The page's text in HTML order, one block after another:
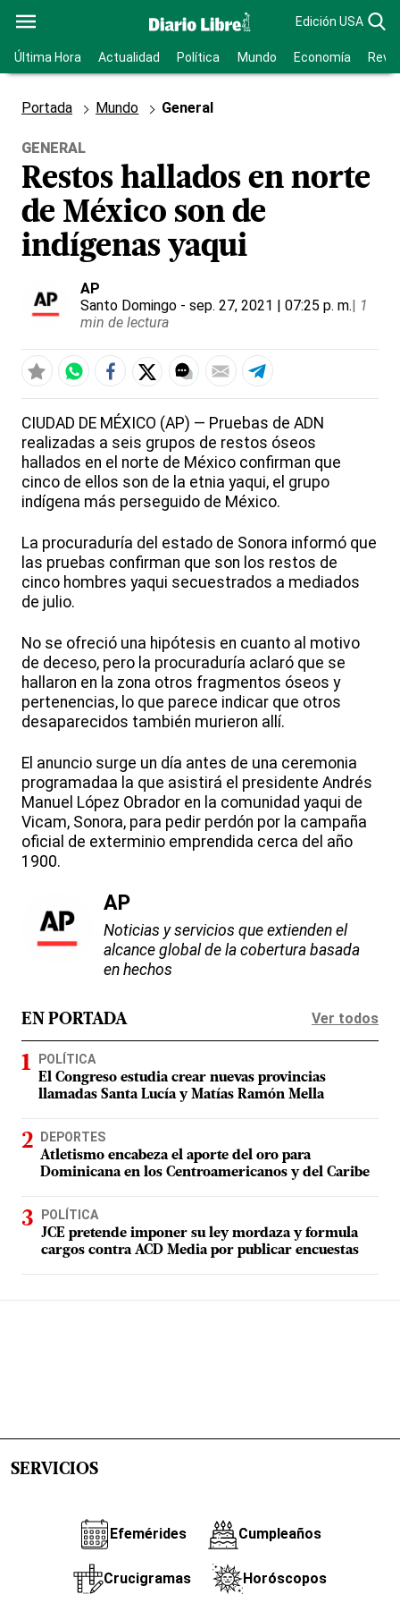
Edición USA
Última Hora Actualidad Política Mundo Economía
Portada Mundo General
GENERAL
Restos hallados en norte
de México son de
indígenas yaqui
AP
Santo Domingo - sep. 27, 2021 | 07:25 p. m.| 1
min de lectura
CIUDAD DE MÉXICO (AP) — Pruebas de ADN
realizadas a seis grupos de restos óseos
hallados en el norte de México confirman que
cinco de ellos son de la etnia yaqui, el grupo
indígena más perseguido de México.
La procuraduría del estado de Sonora informó que
las pruebas confirman que son los restos de
cinco hombres yaqui secuestrados a mediados
de julio.
No se ofreció una hipótesis en cuanto al motivo
de deceso, pero la procuraduría aclaró que se
hallaron en la zona otros fragmentos óseos y
pertenencias, lo que parece indicar que otros
desaparecidos también murieron allí.
El anuncio surge un día antes de una ceremonia
programadaa la que asistirá el presidente Andrés
Manuel López Obrador en la comunidad yaqui de
Vicam, Sonora, para pedir perdón por la campaña
oficial de exterminio emprendida cerca del año
1900.
AP
Noticias y servicios que extienden el
alcance global de la cobertura basada
en hechos
EN PORTADA Ver todos
POLÍTICA
El Congreso estudia crear nuevas provincias
llamadas Santa Lucía y Matías Ramón Mella
DEPORTES
Atletismo encabeza el aporte del oro para
Dominicana en los Centroamericanos y del Caribe
POLÍTICA
JCE pretende imponer su ley mordaza y formula
cargos contra ACD Media por publicar encuestas
SERVICIOS
Efemérides Cumpleaños
Crucigramas Horóscopos